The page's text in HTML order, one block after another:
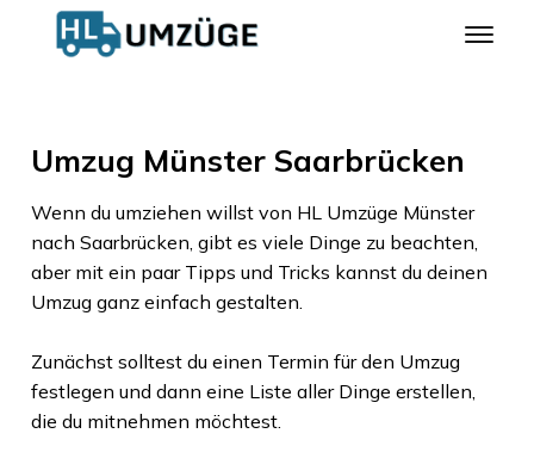
Umzug Münster Saarbrücken
Wenn du umziehen willst von HL Umzüge Münster
nach Saarbrücken, gibt es viele Dinge zu beachten,
aber mit ein paar Tipps und Tricks kannst du deinen
Umzug ganz einfach gestalten.
Zunächst solltest du einen Termin für den Umzug
festlegen und dann eine Liste aller Dinge erstellen,
die du mitnehmen möchtest.